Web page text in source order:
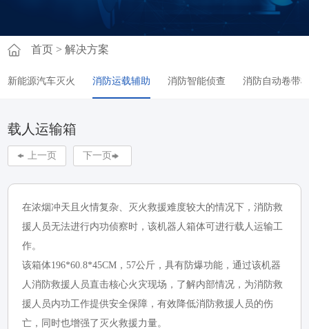
首页 >解决方案
新能源汽车灭火 消防运载辅助 消防智能侦查 消防自动卷带
载人运输箱
上一页 下一页
在浓烟冲天且火情复杂、灭火救援难度较大的情况下，消防救
援人员无法进行内功侦察时，该机器人箱体可进行载人运输工
作。
该箱体196*60.8*45CM，57公斤，具有防爆功能，通过该机器
人消防救援人员直击核心火灾现场，了解内部情况，为消防救
援人员内功工作提供安全保障，有效降低消防救援人员的伤
亡，同时也增强了灭火救援力量。